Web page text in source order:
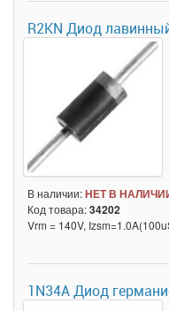
R2KN Диод
В наличии:НЕТ В
Код товара:34202
Vrm = 140V,
1N34A Диод